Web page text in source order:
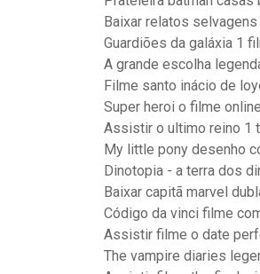
Baixar relatos
Guardiões da galáxia 1
A grande escolha
Filme santo inácio de
Super heroi o filme online
Assistir o ultimo reino 1
My little pony desenho
Dinotopia - a terra dos
Baixar capitã marvel
Código da vinci filme
Assistir filme o date
The vampire diaries